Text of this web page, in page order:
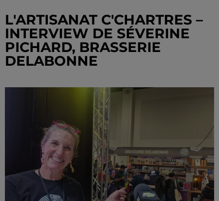
L'ARTISANAT C'CHARTRES –
INTERVIEW DE SÉVERINE
PICHARD, BRASSERIE
DELABONNE